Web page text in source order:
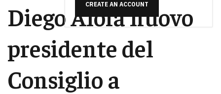
CREATE AN ACCOUNT
Diego Aloia nuovo
presidente del
Consiglio a